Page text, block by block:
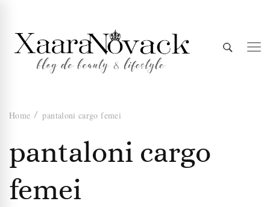
Xaara
Novack
Home pantaloni cargo femei
pantaloni cargo
femei